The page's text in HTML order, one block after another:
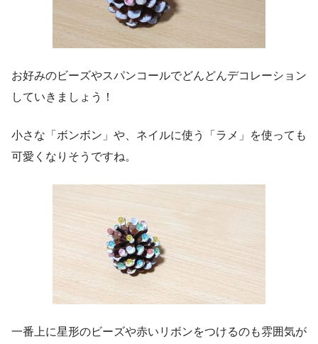
お好みのビーズやスパンコールでどんどんデコレーション
していきましょう！
小さな「ボンボン」や、ネイルに使う「ラメ」を使っても
可愛くなりそうですね。
一番上に星形のビーズや赤いリボンをつけるのも雰囲気が